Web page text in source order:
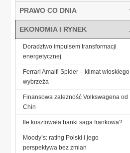
PRAWO CO DNIA
EKONOMIA I RYNEK
Doradztwo impulsem transformacji
energetycznej
Ferrari Amalfi Spider – klimat włoskiego
wybrzeża
Finansowa zależność Volkswagena od
Chin
Ile kosztowała banki saga frankowa?
Moody’s: rating Polski i jego
perspektywa bez zmian